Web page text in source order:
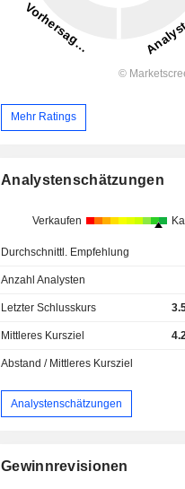
Mehr Ratings
Analystenschätzungen
Verkaufen
Durchschnittl. Empfehlung
Anzahl Analysten
Letzter Schlusskurs
Mittleres Kursziel
Abstand / Mittleres Kursziel
Analystenschätzungen
Gewinnrevisionen